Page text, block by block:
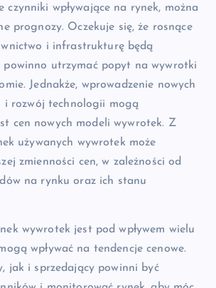
czynniki wpływające na rynek, można
prognozy. Oczekuje się, że rosnące
i infrastrukturę będą
powinno utrzymać popyt na wywrotki
Jednakże, wprowadzenie nowych
i rozwój technologii mogą
cen nowych modeli wywrotek. Z
używanych wywrotek może
zmienności cen, w zależności od
na rynku oraz ich stanu
wywrotek jest pod wpływem wielu
wpływać na tendencje cenowe.
jak i sprzedający powinni być